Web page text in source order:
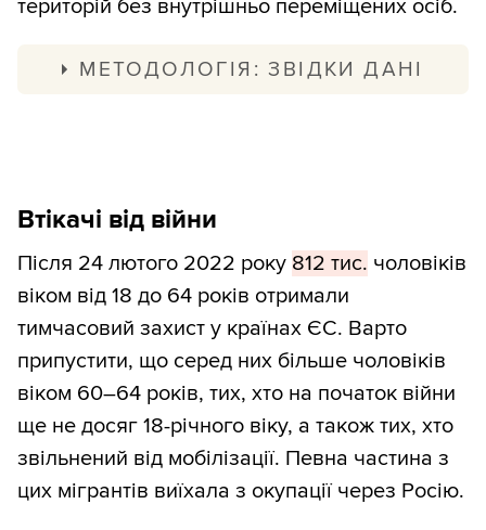
територій без внутрішньо переміщених осіб.
МЕТОДОЛОГІЯ: ЗВІДКИ ДАНІ
років. Ми рахували за лінією фронту
станом на кінець 2023-го.
Варто зважати, що частина цих чоловіків
виїхала на підконтрольну територію.
З 2022-го в Україні 302 тис. чоловіків
віком 18–59 років зареєструвались як
ВПО. Частина з них виїхала з територій,
які не окуповані, але на яких велися
Втікачі від війни
Після 24 лютого 2022 року 812 тис. чоловіків
віком від 18 до 64 років отримали
тимчасовий захист у країнах ЄС. Варто
припустити, що серед них більше чоловіків
віком 60–64 років, тих, хто на початок війни
ще не досяг 18-річного віку, а також тих, хто
звільнений від мобілізації. Певна частина з
цих мігрантів виїхала з окупації через Росію.